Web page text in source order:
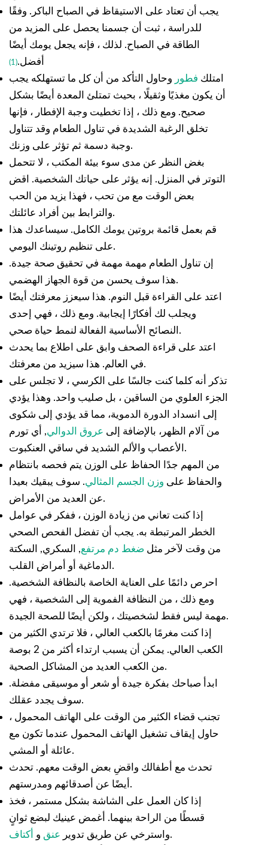
يجب أن تعتاد على الاستيقاظ في الصباح الباكر. وفقًا
للدراسة ، ثبت أن جسمنا يحصل على المزيد من
الطاقة في الصباح. لذلك ، فإنه يجعل يومك أيضًا
أفضل.(1)
امتلك فطور وحاول التأكد من أن كل ما تستهلكه يجب
أن يكون مغذيًا وثقيلًا ، بحيث تمتلئ المعدة أيضًا بشكل
صحيح. ومع ذلك ، إذا تخطيت وجبة الإفطار ، فإنها
تخلق الرغبة الشديدة في تناول الطعام وقد تتناول
وجبة دسمة ثم تؤثر على وزنك.
بغض النظر عن مدى سوء بيئة المكتب ، لا تتحمل
التوتر في المنزل. إنه يؤثر على حياتك الشخصية. اقض
بعض الوقت مع من تحب ، فهذا يزيد من الحب
والترابط بين أفراد عائلتك.
قم بعمل قائمة بروتين يومك الكامل. سيساعدك هذا
على تنظيم روتينك اليومي.
إن تناول الطعام مهمة مهمة في تحقيق صحة جيدة.
هذا سوف يحسن من قوة الجهاز الهضمي.
اعتد على القراءة قبل النوم. هذا سيعزز معرفتك أيضًا
ويجلب لك أفكارًا إيجابية. ومع ذلك ، فهي إحدى
النصائح الأساسية الفعالة لنمط حياة صحي.
اعتد على قراءة الصحف وابق على اطلاع بما يحدث
في العالم. هذا سيزيد من معرفتك.
تذكر أنه كلما كنت جالسًا على الكرسي ، لا تجلس على
الجزء العلوي من الساقين ، بل صليب واحد. وهذا يؤدي
إلى انسداد الدورة الدموية، مما قد يؤدي إلى شكوى
من آلام الظهر، بالإضافة إلى عروق الدوالي,
أي تورم
الأعصاب والألم الشديد في ساقي العنكبوت.
من المهم جدًا الحفاظ على الوزن يتم فحصه بانتظام
والحفاظ على وزن الجسم المثالي. سوف يبقيك بعيدا
عن العديد من الأمراض.
إذا كنت تعاني من زيادة الوزن ، ففكر في عوامل
الخطر المرتبطة به. يجب أن تفضل الفحص الصحي
من وقت لآخر مثل ضغط دم مرتفع, السكري, السكتة
الدماغية أو أمراض القلب.
احرص دائمًا على العناية الخاصة بالنظافة الشخصية.
ومع ذلك ، من النظافة الفموية إلى الشخصية ، فهي
مهمة ليس فقط لشخصيتك ، ولكن أيضًا للصحة الجيدة.
إذا كنت مغرمًا بالكعب العالي ، فلا ترتدي الكثير من
الكعب العالي. يمكن أن يسبب ارتداء أكثر من 2 بوصة
من الكعب العديد من المشاكل الصحية.
ابدأ صباحك بفكرة جيدة أو شعر أو موسيقى مفضلة.
سوف يجدد عقلك.
تجنب قضاء الكثير من الوقت على الهاتف المحمول ،
حاول إيقاف تشغيل الهاتف المحمول عندما تكون مع
عائلة أو المشي.
تحدث مع أطفالك واقضِ بعض الوقت معهم. تحدث
أيضًا عن أصدقائهم ومدرستهم.
إذا كان العمل على الشاشة بشكل مستمر ، فخذ
قسطًا من الراحة بينهما. أغمض عينيك لبضع ثوانٍ
واسترخي عن طريق تدوير عنق و أكتاف
.